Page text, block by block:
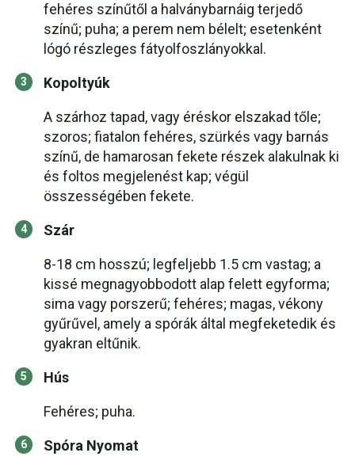
fehéres színűtől a halványbarnáig terjedő
színű; puha; a perem nem bélelt; esetenként
lógó részleges fátyolfoszlányokkal.
Kopoltyúk
A szárhoz tapad, vagy éréskor elszakad tőle;
szoros; fiatalon fehéres, szürkés vagy barnás
színű, de hamarosan fekete részek alakulnak ki
és foltos megjelenést kap; végül
összességében fekete.
Szár
8-18 cm hosszú; legfeljebb 1.5 cm vastag; a
kissé megnagyobbodott alap felett egyforma;
sima vagy porszerű; fehéres; magas, vékony
gyűrűvel, amely a spórák által megfeketedik és
gyakran eltűnik.
Hús
Fehéres; puha.
Spóra Nyomat